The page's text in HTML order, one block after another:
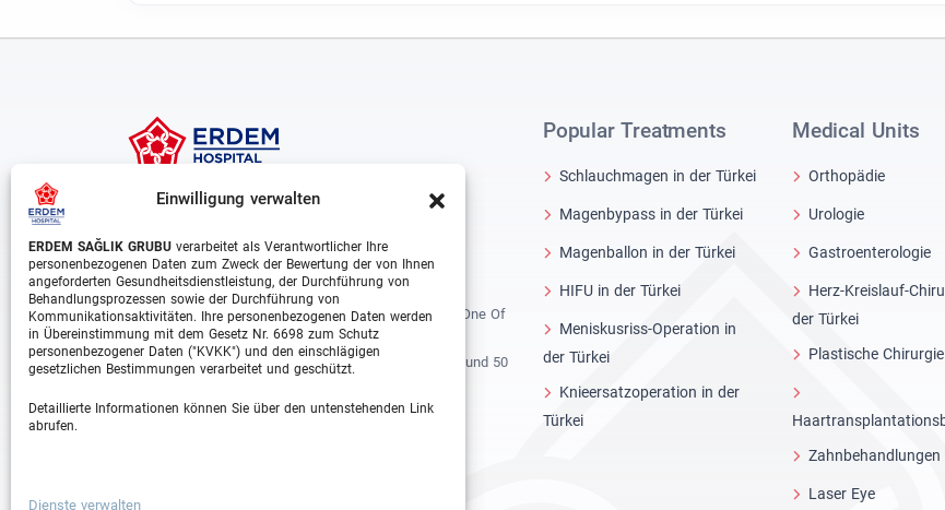
Einwilligung verwalten
ERDEM SAĞLIK GRUBU verarbeitet als Verantwortlicher Ihre
personenbezogenen Daten zum Zweck der Bewertung der von Ihnen
angeforderten Gesundheitsdienstleistung, der Durchführung von
Behandlungsprozessen sowie der Durchführung von
Kommunikationsaktivitäten. Ihre personenbezogenen Daten werden
in Übereinstimmung mit dem Gesetz Nr. 6698 zum Schutz
personenbezogener Daten ("KVKK") und den einschlägigen
gesetzlichen Bestimmungen verarbeitet und geschützt.
Detaillierte Informationen können Sie über den untenstehenden Link
abrufen.
Dienste verwalten
Erdem Healthcare Group Established In 1988, And Is One Of
The Biggest Hospital Groups In Istanbul And Turkey.
Situated In 3 Different Locations In Istanbul, With Around 50
Professionals, Is Growing Rapidly Day By Day.
Popular Treatments
Schlauchmagen in der Türkei
Magenbypass in der Türkei
Magenballon in der Türkei
HIFU in der Türkei
Meniskusriss-Operation in
der Türkei
Knieersatzoperation in der
Türkei
Medical Units
Orthopädie
Urologie
Gastroenterologie
Herz-Kreislauf-
der Türkei
Plastische Chirurgie
Zahnbehandlungen
Laser Eye